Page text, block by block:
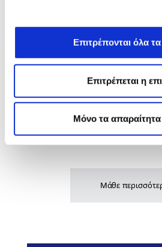
Επιτρέπονται όλα
Επιτρέπεται η
Mόνο τα
Highlights
Απόκτησε ενιαία
επιχειρηματικής σου
τις διασυνδέσεις που σου
ενοποιημένη
Μάθε